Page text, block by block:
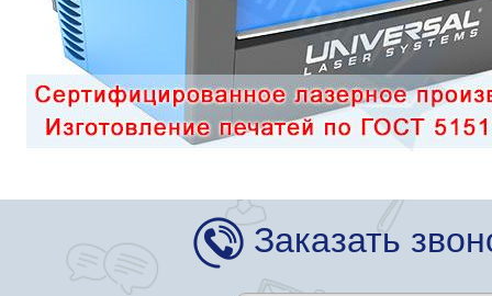
Заказать